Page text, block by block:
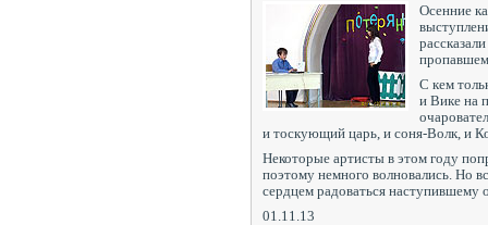
Осенние
С кем
и Вике на
и тоскующий царь, и соня-Волк, и
Некоторые артисты в этом году
поэтому немного волновались. Но
сердцем радоваться наступившему
01.11.13